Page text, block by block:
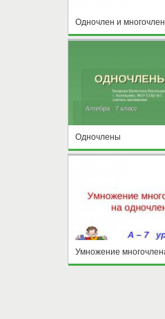
Одночлен и многочлен
Одночлены